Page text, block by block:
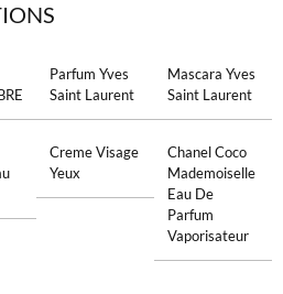
Parfum Yves
Saint Laurent
Mascara Yves
Saint Laurent
Creme Visage
Yeux
Chanel Coco
Mademoiselle
Eau De
Parfum
Vaporisateur